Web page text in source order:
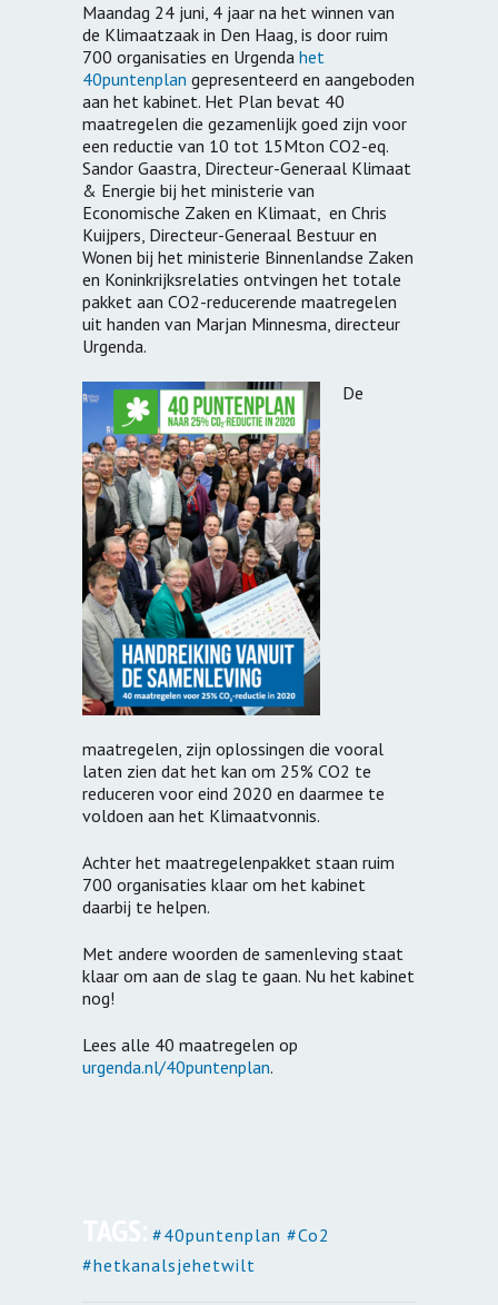
Maandag 24 juni, 4 jaar na het winnen van
de Klimaatzaak in Den Haag, is door ruim
700 organisaties en Urgenda het
40puntenplan gepresenteerd en aangeboden
aan het kabinet. Het Plan bevat 40
maatregelen die gezamenlijk goed zijn voor
een reductie van 10 tot 15Mton CO2-eq.
Sandor Gaastra, Directeur-Generaal Klimaat
& Energie bij het ministerie van
Economische Zaken en Klimaat, en Chris
Kuijpers, Directeur-Generaal Bestuur en
Wonen bij het ministerie Binnenlandse Zaken
en Koninkrijksrelaties ontvingen het totale
pakket aan CO2-reducerende maatregelen
uit handen van Marjan Minnesma, directeur
Urgenda.
De
maatregelen, zijn oplossingen die vooral
laten zien dat het kan om 25% CO2 te
reduceren voor eind 2020 en daarmee te
voldoen aan het Klimaatvonnis.
Achter het maatregelenpakket staan ruim
700 organisaties klaar om het kabinet
daarbij te helpen.
Met andere woorden de samenleving staat
klaar om aan de slag te gaan. Nu het kabinet
nog!
Lees alle 40 maatregelen op
urgenda.nl/40puntenplan.
#40puntenplan #Co2
#hetkanalsjehetwilt